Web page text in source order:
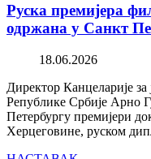
Руска премијера
одржана у Санкт
18.06.2026
Директор Канцеларије
Републике Србије Арно
Петербургу премијери
Херцеговине, руском